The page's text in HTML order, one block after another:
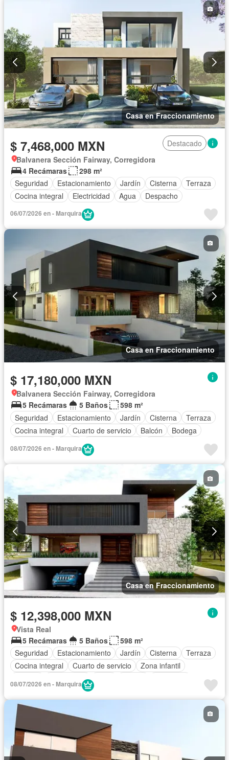
Casa en Fraccionamiento
$ 7,468,000 MXN
Destacado
Balvanera Sección Fairway, Corregidora
4 Recámaras
298 m²
Seguridad
Estacionamiento Jardín Cisterna
Terraza
Cocina integral
Electricidad Agua Despacho
06/07/2026 en - Marquira
Casa en Fraccionamiento
$ 17,180,000 MXN
Balvanera Sección Fairway, Corregidora
5 Recámaras
5 Baños
598 m²
Seguridad
Estacionamiento Jardín Cisterna
Terraza
Cocina integral
Cuarto de servicio Balcón
Bodega
Cancha de tenis
Despacho
08/07/2026 en - Marquira
Casa en Fraccionamiento
$ 12,398,000 MXN
Vista Real
5 Recámaras
5 Baños
598 m²
Seguridad
Estacionamiento Jardín Cisterna
Terraza
Cocina integral
Cuarto de servicio
Zona infantil
Electricidad
Caseta de vigilancia
08/07/2026 en - Marquira